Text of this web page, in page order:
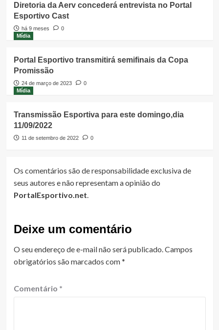
Diretoria da Aerv concederá entrevista no Portal
Esportivo Cast
há 9 meses
0
Mídia
Portal Esportivo transmitirá semifinais da Copa
Promissão
24 de março de 2023
0
Mídia
Transmissão Esportiva para este domingo,dia
11/09/2022
11 de setembro de 2022 0
Os comentários são de responsabilidade exclusiva de
seus autores e não representam a opinião do
PortalEsportivo.net.
Deixe um comentário
O seu endereço de e-mail não será publicado.Campos
obrigatórios são marcados com*
Comentário *